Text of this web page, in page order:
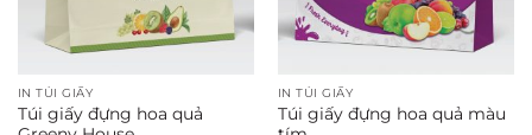
IN TÚI GIẤY
Túi giấy đựng hoa quả
IN TÚI GIẤY
Túi giấy đựng hoa quả màu